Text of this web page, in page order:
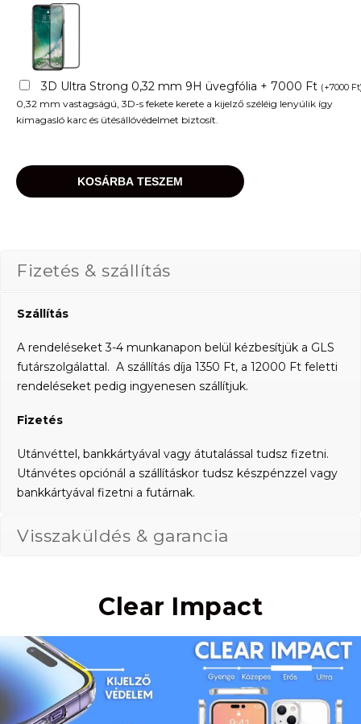
3D Ultra Strong 0,32 mm 9H üvegfólia + 7000 Ft (+7000 Ft
0,32 mm vastagságú, 3D-s fekete kerete a kijelző széléig lenyúlik így
kimagasló karc és ütésállóvédelmet biztosít.
KOSÁRBA TESZEM
Fizetés & szállítás
Szállítás
A rendeléseket 3-4 munkanapon belül kézbesítjük a GLS
futárszolgálattal. A szállítás díja 1350 Ft, a 12000 Ft feletti
rendeléseket pedig ingyenesen szállítjuk.
Fizetés
Utánvéttel, bankkártyával vagy átutalással tudsz fizetni.
Utánvétes opciónál a szállításkor tudsz készpénzzel vagy
bankkártyával fizetni a futárnak.
Visszaküldés & garancia
Clear Impact